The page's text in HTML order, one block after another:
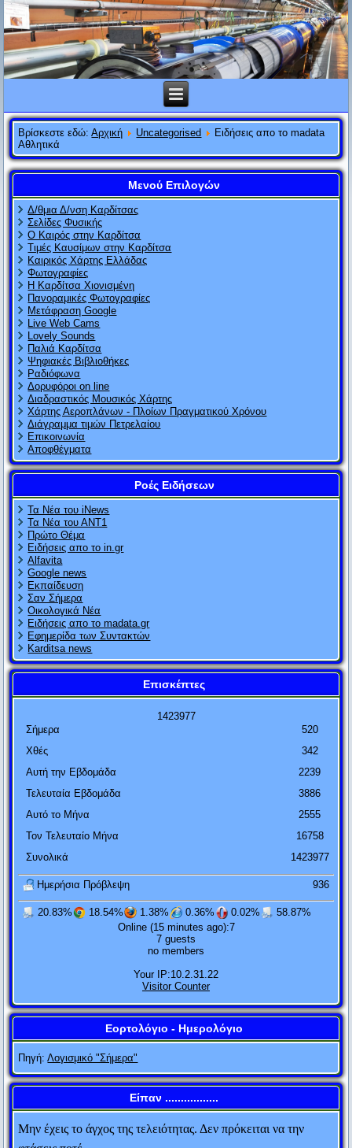
Βρίσκεστε εδώ:Αρχική Uncategorised
Ειδήσεις απο το madata
Αθλητικά
Μενού Επιλογών
Δ/θμια Δ/νση Καρδίτσας
Σελίδες Φυσικής
Ο Καιρός στην Καρδίτσα
Τιμές Καυσίμων στην Καρδίτσα
Καιρικός Χάρτης Ελλάδας
Φωτογραφίες
Η Καρδίτσα Χιονισμένη
Πανοραμικές Φωτογραφίες
Μετάφραση Google
Live Web Cams
Lovely Sounds
Παλιά Καρδίτσα
Ψηφιακές Βιβλιοθήκες
Ραδιόφωνα
Δορυφόροι on line
Διαδραστικός Μουσικός Χάρτης
Χάρτης Αεροπλάνων - Πλοίων Πραγματικού Χρόνου
Διάγραμμα τιμών Πετρελαίου
Επικοινωνία
Αποφθέγματα
Ροές Ειδήσεων
Τα Νέα του iNews
Τα Νέα του ΑΝΤ1
Πρώτο Θέμα
Ειδήσεις απο το in.gr
Alfavita
Google news
Εκπαίδευση
Σαν Σήμερα
Οικολογικά Νέα
Ειδήσεις απο το madata.gr
Εφημερίδα των Συντακτών
Karditsa news
Επισκέπτες
1423977
Σήμερα
Χθές
Αυτή την Εβδομάδα
Τελευταία Εβδομάδα
Αυτό το Μήνα
Τον Τελευταίο Μήνα
Συνολικά
520
342
2239
3886
2555
16758
1423977
Ημερήσια Πρόβλεψη 936
20.83% 18.54% 1.38% 0.36% 0.02%
58.87%
Online (15 minutes ago):7
7 guests
no members
Your IP:10.2.31.22
Visitor Counter
Εορτολόγιο - Ημερολόγιο
Πηγή:Λογισμικό "Σήμερα"
Είπαν .................
Αν η θεωρία της σχετικότητας αποδειχτεί πετυχημένη, οι
κόσμου. Αν η θεωρία της σχετικότητας αποδειχτεί λάθος, τότε
Αλβέρτος Αϊνστάιν
στο επίπεδό του και θα σε νικήσει εκ πείρας.
Ανώνυμος
Μην έχεις το άγχος της τελειότητας. Δεν πρόκειται να την
φτάσεις ποτέ.